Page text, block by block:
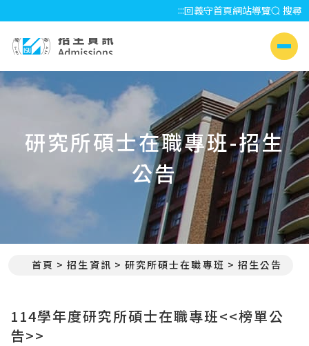
:::回義守首頁網站導覽 搜尋
側選單
研究所碩士在職專班-招生
公告
首頁 招生資訊 研究所碩士在職專班 招生公告
114學年度研究所碩士在職專班<<榜單公
告>>